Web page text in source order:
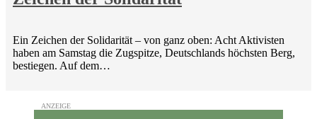
Ein Zeichen der Solidarität – von ganz oben: Acht Aktivisten
haben am Samstag die Zugspitze, Deutschlands höchsten Berg,
bestiegen. Auf dem…